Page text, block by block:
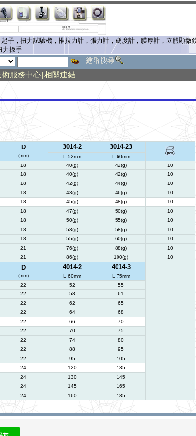
子，扭力試驗機，推拉力計，張力計，硬度計，膜厚計，立體顯微
力扳手
服務中心|相關連結
D
(mm)
3014-2 3014-23
L 52mm
L 60mm
18 40(g) 42(g)
10
18 40(g) 42(g)
10
18 42(g) 44(g)
10
18 43(g) 46(g)
10
18 45(g) 48(g)
10
18 47(g) 50(g)
10
18 50(g) 55(g)
10
18 53(g) 58(g)
10
18 55(g) 60(g)
10
21 76(g) 88(g)
10
21 86(g) 100(g) 10
D
(mm)
4014-2 4014-3
L 60mm
L 75mm
22 52
55
22 58
61
22 62
65
22 64
68
22 66
70
22 70
75
22 74
80
22 88
95
22 95
105
24 120
135
24 130
145
24 145
165
24 160 185